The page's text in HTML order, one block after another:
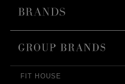
FIT HOUSE